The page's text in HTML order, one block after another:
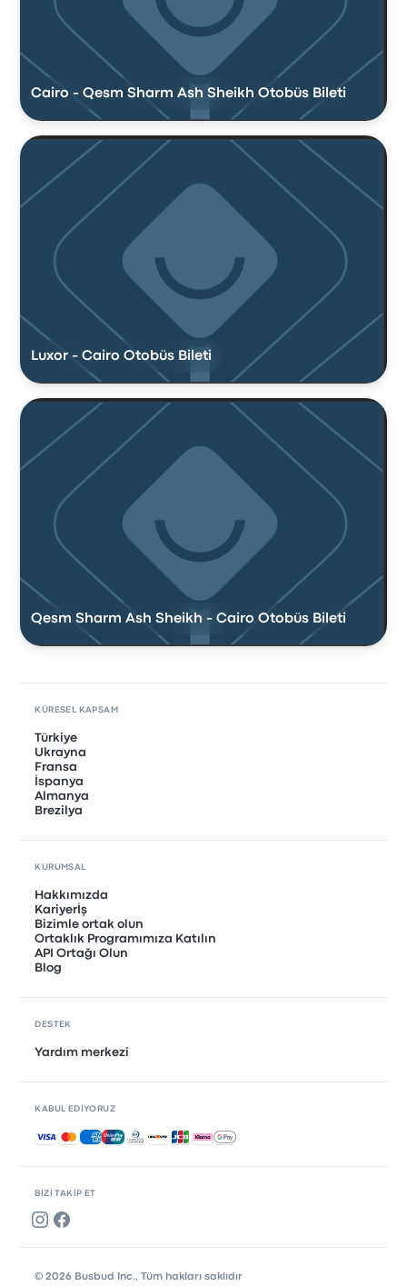
Cairo - Qesm Sharm Ash Sheikh Otobüs Bileti
Luxor - Cairo Otobüs Bileti
Qesm Sharm Ash Sheikh - Cairo Otobüs Bileti
BIZI TAKIP ET
KÜRESEL KAPSAM
Türkiye
Ukrayna
Fransa
İspanya
Almanya
Brezilya
KURUMSAL
Hakkımızda
Kariyerİş
Bizimle ortak olun
Ortaklık Programımıza Katılın
API Ortağı Olun
Blog
DESTEK
Yardım merkezi
KABUL EDIYORUZ
Kabul edilen ödemeler
© 2026 Busbud Inc., Tüm hakları saklıdır